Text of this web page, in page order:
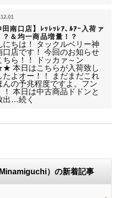
田南口店】ﾚｯﾚｯﾚｱ､ﾙｱｰ入荷ァ
？＆均一商品増量！？
にちは！ タックルベリー神
口店です！ 今回のお知らせ
ちら！！ ドッカァ～ン
本日はこちらが入荷致し
たよオー！！ まだまだこれ
んの予兆程度ですよ。フン
！ 本日は中古商品ドドンと
出…続く
）の新着記事